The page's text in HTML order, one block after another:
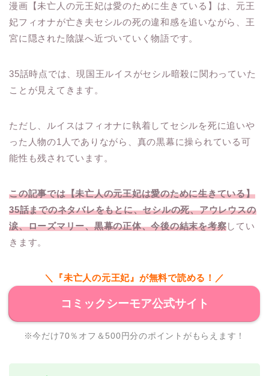
漫画【未亡人の元王妃は愛のために生きている】は、元王
妃フィオナが亡き夫セシルの死の違和感を追いながら、王
宮に隠された陰謀へ近づいていく物語です。
35話時点では、現国王ルイスがセシル暗殺に関わっていた
ことが見えてきます。
ただし、ルイスはフィオナに執着してセシルを死に追いや
った人物の1人でありながら、真の黒幕に操られている可
能性も残されています。
この記事では【未亡人の元王妃は愛のために生きている】
35話までのネタバレをもとに、セシルの死、アウレウスの
涙、ローズマリー、黒幕の正体、今後の結末を考察してい
きます。
＼『未亡人の元王妃』が無料で読める！／
コミックシーモア公式サイト
※今だけ70％オフ＆500円分のポイントがもらえます！